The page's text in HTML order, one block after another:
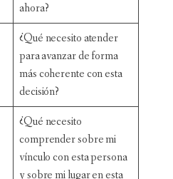
ahora?
¿Qué necesito atender
para avanzar de forma
más coherente con esta
decisión?
¿Qué necesito
comprender sobre mi
vínculo con esta persona
y sobre mi lugar en esta